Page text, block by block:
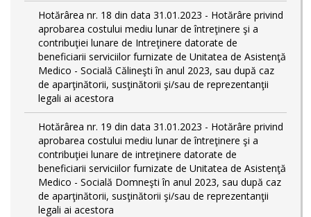
Hotărârea nr. 18 din data 31.01.2023 - Hotărâre privind
aprobarea costului mediu lunar de întreţinere şi a
contribuţiei lunare de Intreţinere datorate de
beneficiarii serviciilor furnizate de Unitatea de Asistenţă
Medico - Socială Călineşti în anul 2023, sau după caz
de aparţinătorii, susţinătorii şi/sau de reprezentanţii
legali ai acestora
Hotărârea nr. 19 din data 31.01.2023 - Hotărâre privind
aprobarea costului mediu lunar de întreţinere şi a
contribuţiei lunare de intreţinere datorate de
beneficiarii serviciilor furnizate de Unitatea de Asistenţă
Medico - Socială Domneşti în anul 2023, sau după caz
de aparţinătorii, susţinătorii şi/sau de reprezentanţii
legali ai acestora